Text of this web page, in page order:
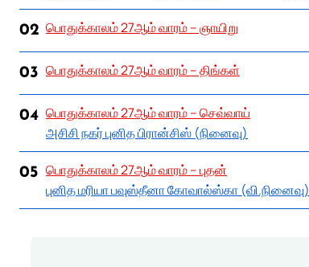
02 பொதுக்காலம் 27ஆம் வாரம் – ஞாயிறு
03 பொதுக்காலம் 27ஆம் வாரம் – திங்கள்
04 பொதுக்காலம் 27ஆம் வாரம் – செவ்வாய்
அசிசி நகர் புனித பிரான்சிஸ் (நினைவு)
05 பொதுக்காலம் 27ஆம் வாரம் – புதன்
புனித மரியா பவுஸ்தீனா கோவால்ஸ்கா (வி.நினைவு)